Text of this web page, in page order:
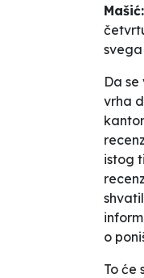
Mašić:
Da
vrha
istog
o
To će